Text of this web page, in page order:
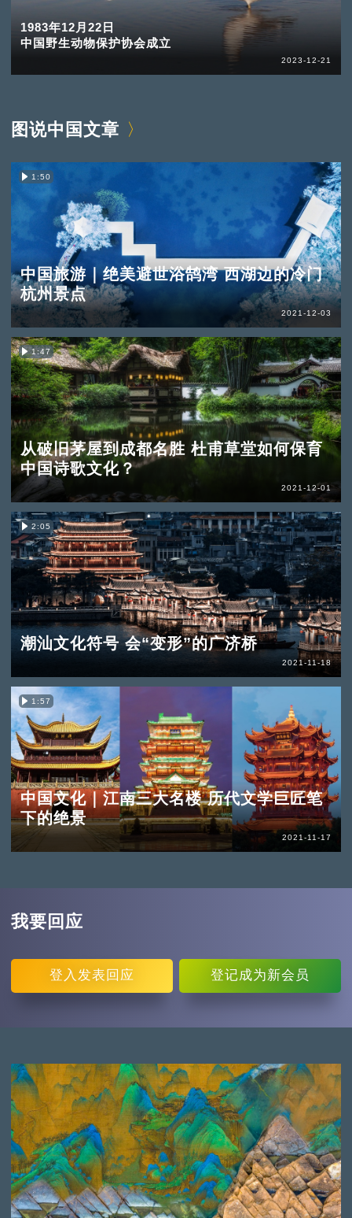
1983年12月22日
中国野生动物保护协会成立
2023-12-21
图说中国文章
1:50
中国旅游｜绝美避世浴鹄湾 西湖边的冷门
杭州景点
2021-12-03
1:47
从破旧茅屋到成都名胜 杜甫草堂如何保育
中国诗歌文化？
2021-12-01
2:05
潮汕文化符号 会“变形”的广济桥
2021-11-18
1:57
中国文化｜江南三大名楼 历代文学巨匠笔
下的绝景
2021-11-17
我要回应
登入 发表回应 登记成为新会员